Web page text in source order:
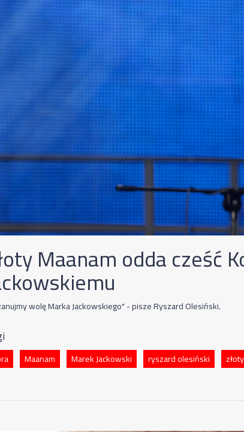
Maanam odda cześć
wolę Marka Jackowskiego" - pisze Ryszard Olesiński.
Maanam Marek Jackowski ryszard olesiński